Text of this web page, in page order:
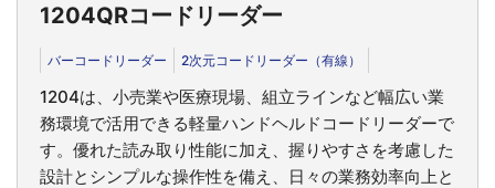
1204QRコードリーダー
バーコードリーダー 2次元コードリーダー（有線）
1204は、小売業や医療現場、組立ラインなど幅広い業
務環境で活用できる軽量ハンドヘルドコードリーダーで
す。優れた読み取り性能に加え、握りやすさを考慮した
設計とシンプルな操作性を備え、日々の業務効率向上と